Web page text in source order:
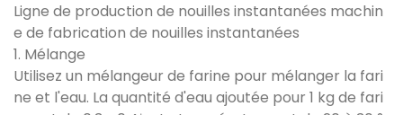
Ligne de production de nouilles instantanées machin
e de fabrication de nouilles instantanées
1. Mélange
Utilisez un mélangeur de farine pour mélanger la fari
ne et l'eau. La quantité d'eau ajoutée pour 1 kg de fari